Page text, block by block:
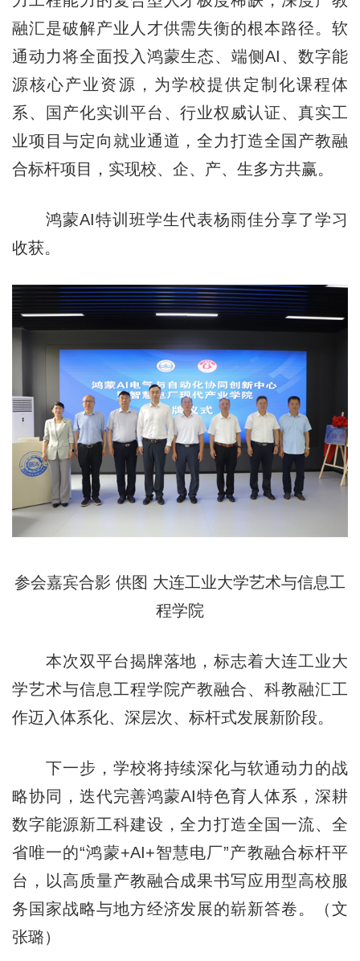
融汇是破解产业人才供需失衡的根本路径。软
通动力将全面投入鸿蒙生态、端侧AI、数字能
源核心产业资源，为学校提供定制化课程体
系、国产化实训平台、行业权威认证、真实工
业项目与定向就业通道，全力打造全国产教融
合标杆项目，实现校、企、产、生多方共赢。
鸿蒙AI特训班学生代表杨雨佳分享了学习
收获。
参会嘉宾合影 供图 大连工业大学艺术与信息工
程学院
本次双平台揭牌落地，标志着大连工业大
学艺术与信息工程学院产教融合、科教融汇工
作迈入体系化、深层次、标杆式发展新阶段。
下一步，学校将持续深化与软通动力的战
略协同，迭代完善鸿蒙AI特色育人体系，深耕
数字能源新工科建设，全力打造全国一流、全
省唯一的“鸿蒙+AI+智慧电厂”产教融合标杆平
台，以高质量产教融合成果书写应用型高校服
务国家战略与地方经济发展的崭新答卷。（文
张璐）